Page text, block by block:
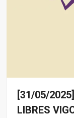
Eventos
[31/05/
LIBRES